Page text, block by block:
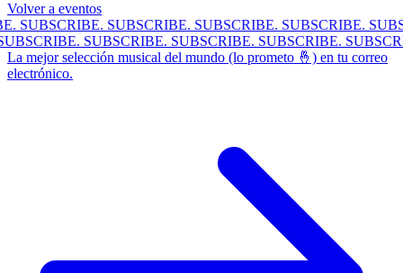
Volver a eventos
SUBSCRIBE.SUBSCRIBE.SUBSCRIBE.SUBSCRIBE.
SUBSCRIBE.SUBSCRIBE.SUBSCRIBE.SUBSCRIBE.
La mejor selección musical del mundo (lo prometo 🤞) en tu correo
electrónico.